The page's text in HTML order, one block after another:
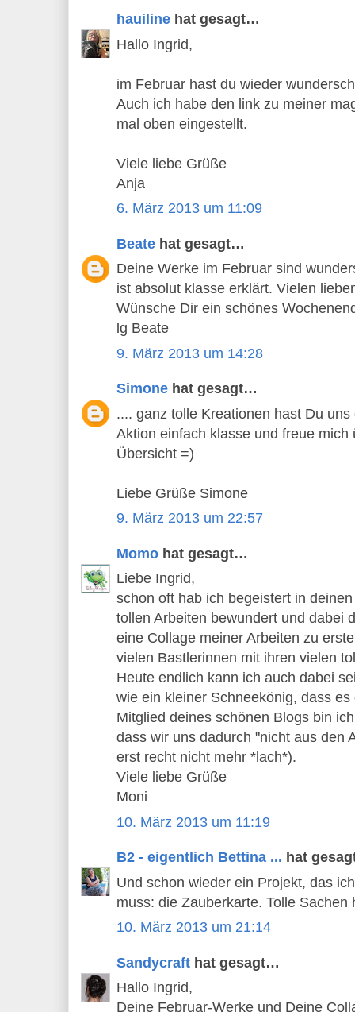
hauiline hat gesagt…
Hallo Ingrid,
im Februar hast du wieder
Auch ich habe den link zu meiner
mal oben eingestellt.
Viele liebe Grüße
Anja
6. März 2013 um 11:09
Beate hat gesagt…
Deine Werke im Februar sind
ist absolut klasse erklärt. Vielen
Wünsche Dir ein schönes
lg Beate
9. März 2013 um 14:28
Simone hat gesagt…
.... ganz tolle Kreationen hast Du
Aktion einfach klasse und freue mich
Übersicht =)
Liebe Grüße Simone
9. März 2013 um 22:57
Momo hat gesagt…
Liebe Ingrid,
schon oft hab ich begeistert in
tollen Arbeiten bewundert und dabei
eine Collage meiner Arbeiten zu
vielen Bastlerinnen mit ihren vielen
Heute endlich kann ich auch dabei
wie ein kleiner Schneekönig, dass es
Mitglied deines schönen Blogs bin
dass wir uns dadurch "nicht aus den
erst recht nicht mehr *lach*).
Viele liebe Grüße
Moni
10. März 2013 um 11:19
B2 - eigentlich Bettina ... hat
Und schon wieder ein Projekt, das
muss: die Zauberkarte. Tolle Sachen
10. März 2013 um 21:14
Sandycraft hat gesagt…
Hallo Ingrid,
Deine Februar-Werke und Deine